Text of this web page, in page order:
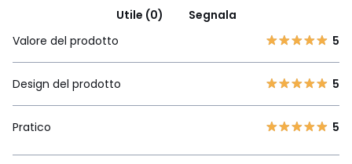
Utile (0)
Segnala
Valore del prodotto
5
Design del prodotto 5
Pratico 5